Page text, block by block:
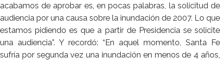
acabamos de aprobar es, en pocas palabras, la solicitud de
audiencia por una causa sobre la inundación de 2007. Lo que
estamos pidiendo es que a partir de Presidencia se solicite
una audiencia”. Y recordó: “En aquel momento, Santa Fe
sufría por segunda vez una inundación en menos de 4 años,